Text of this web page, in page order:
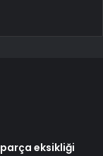
eksikliği